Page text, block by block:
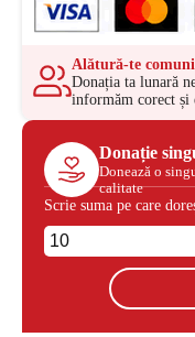
Alătură-te
Donația ta lunară
informăm corect și
Donație
Donează o
calitate
Scrie suma pe care